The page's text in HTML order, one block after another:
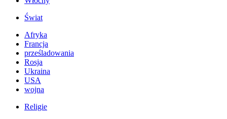
Świat
Afryka
Francja
prześladowania
Rosja
Ukraina
USA
wojna
Religie